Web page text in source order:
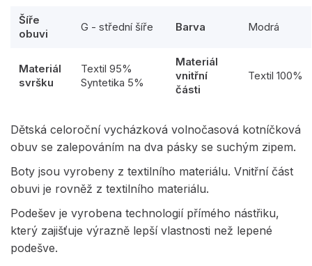
Šíře
obuvi
G - střední šíře Barva Modrá
Materiál
svršku
Textil 95%
Syntetika 5%
Materiál
vnitřní
části
Textil 100%
Dětská celoroční vycházková volnočasová kotníčková
obuv se zalepováním na dva pásky se suchým zipem.
Boty jsou vyrobeny z textilního materiálu. Vnitřní část
obuvi je rovněž z textilního materiálu.
Podešev je vyrobena technologií přímého nástřiku,
který zajišťuje výrazně lepší vlastnosti než lepené
podešve.